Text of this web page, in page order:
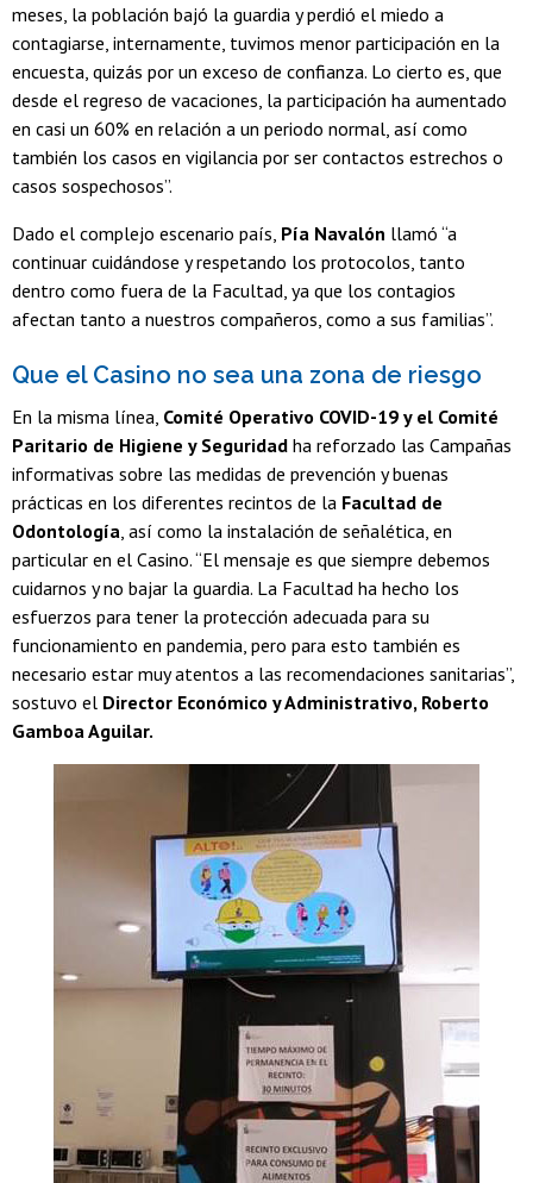
meses, la población bajó la guardia y perdió el miedo a
contagiarse, internamente, tuvimos menor participación en la
encuesta, quizás por un exceso de confianza. Lo cierto es, que
desde el regreso de vacaciones, la participación ha aumentado
en casi un 60% en relación a un periodo normal, así como
también los casos en vigilancia por ser contactos estrechos o
casos sospechosos”.
Dado el complejo escenario país, Pía Navalón llamó “a
continuar cuidándose y respetando los protocolos, tanto
dentro como fuera de la Facultad, ya que los contagios
afectan tanto a nuestros compañeros, como a sus familias”.
Que el Casino no sea una zona de riesgo
En la misma línea, Comité Operativo COVID-19 y el Comité
Paritario de Higiene y Seguridad ha reforzado las Campañas
informativas sobre las medidas de prevención y buenas
prácticas en los diferentes recintos de la Facultad de
Odontología, así como la instalación de señalética, en
particular en el Casino. “El mensaje es que siempre debemos
cuidarnos y no bajar la guardia. La Facultad ha hecho los
esfuerzos para tener la protección adecuada para su
funcionamiento en pandemia, pero para esto también es
necesario estar muy atentos a las recomendaciones sanitarias”,
sostuvo el Director Económico y Administrativo, Roberto
Gamboa Aguilar.